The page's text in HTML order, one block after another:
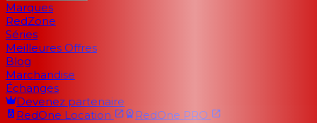
Marques
RedZone
Séries
Meilleures Offres
Blog
Marchandise
Échanges
Devenez partenaire
RedOne Location RedOne PRO